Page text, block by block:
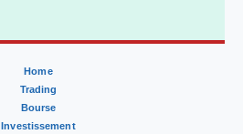
Home
Trading
Bourse
Investissement